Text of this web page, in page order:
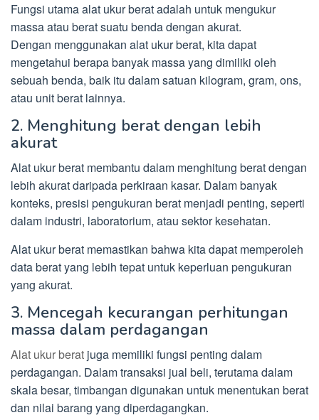
Fungsi utama alat ukur berat adalah untuk mengukur
massa atau berat suatu benda dengan akurat.
Dengan menggunakan alat ukur berat, kita dapat
mengetahui berapa banyak massa yang dimiliki oleh
sebuah benda, baik itu dalam satuan kilogram, gram, ons,
atau unit berat lainnya.
2. Menghitung berat dengan lebih
akurat
Alat ukur berat membantu dalam menghitung berat dengan
lebih akurat daripada perkiraan kasar. Dalam banyak
konteks, presisi pengukuran berat menjadi penting, seperti
dalam industri, laboratorium, atau sektor kesehatan.
Alat ukur berat memastikan bahwa kita dapat memperoleh
data berat yang lebih tepat untuk keperluan pengukuran
yang akurat.
3. Mencegah kecurangan perhitungan
massa dalam perdagangan
Alat ukur berat juga memiliki fungsi penting dalam
perdagangan. Dalam transaksi jual beli, terutama dalam
skala besar, timbangan digunakan untuk menentukan berat
dan nilai barang yang diperdagangkan.